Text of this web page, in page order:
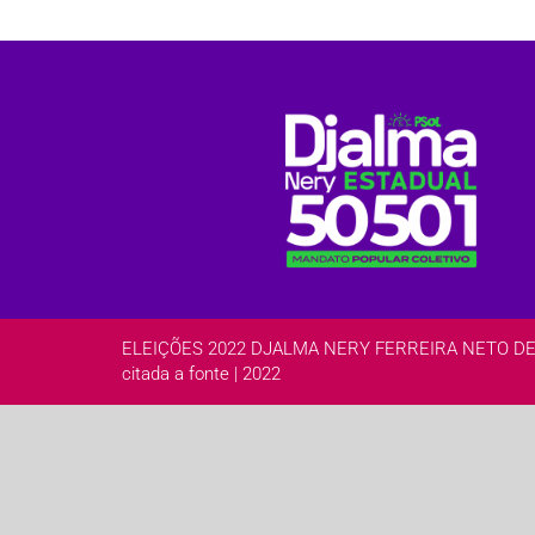
ELEIÇÕES 2022 DJALMA NERY FERREIRA NETO
citada a fonte | 2022